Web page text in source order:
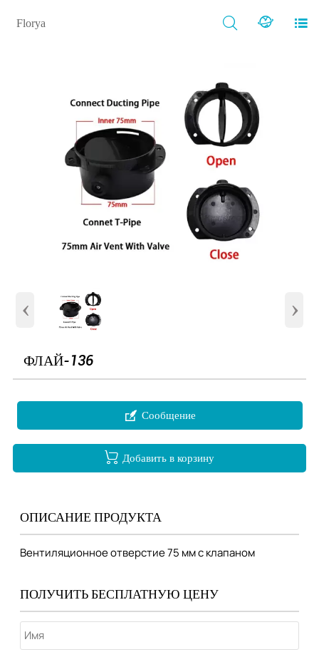
Florya   
‹ ›
ФЛАЙ-136
 Сообщение
 Добавить в корзину
ОПИСАНИЕ ПРОДУКТА
Вентиляционное отверстие 75 мм с клапаном
ПОЛУЧИТЬ БЕСПЛАТНУЮ ЦЕНУ